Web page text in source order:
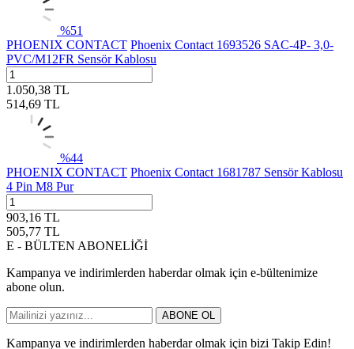
%51
PHOENIX CONTACT Phoenix Contact 1693526 SAC-4P- 3,0-
PVC/M12FR Sensör Kablosu
1.050,38 TL
514,69 TL
%44
PHOENIX CONTACT Phoenix Contact 1681787 Sensör Kablosu
4 Pin M8 Pur
903,16 TL
505,77 TL
E - BÜLTEN ABONELİĞİ
Kampanya ve indirimlerden haberdar olmak için e-bültenimize
abone olun.
ABONE OL
Kampanya ve indirimlerden haberdar olmak için bizi Takip Edin!